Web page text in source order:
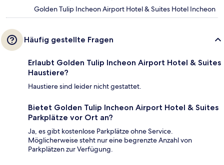
Golden Tulip Incheon Airport Hotel & Suites Hotel Incheon
Häufig gestellte Fragen
Erlaubt Golden Tulip Incheon Airport Hotel & Suites
Haustiere?
Haustiere sind leider nicht gestattet.
Bietet Golden Tulip Incheon Airport Hotel & Suites
Parkplätze vor Ort an?
Ja, es gibt kostenlose Parkplätze ohne Service.
Möglicherweise steht nur eine begrenzte Anzahl von
Parkplätzen zur Verfügung.